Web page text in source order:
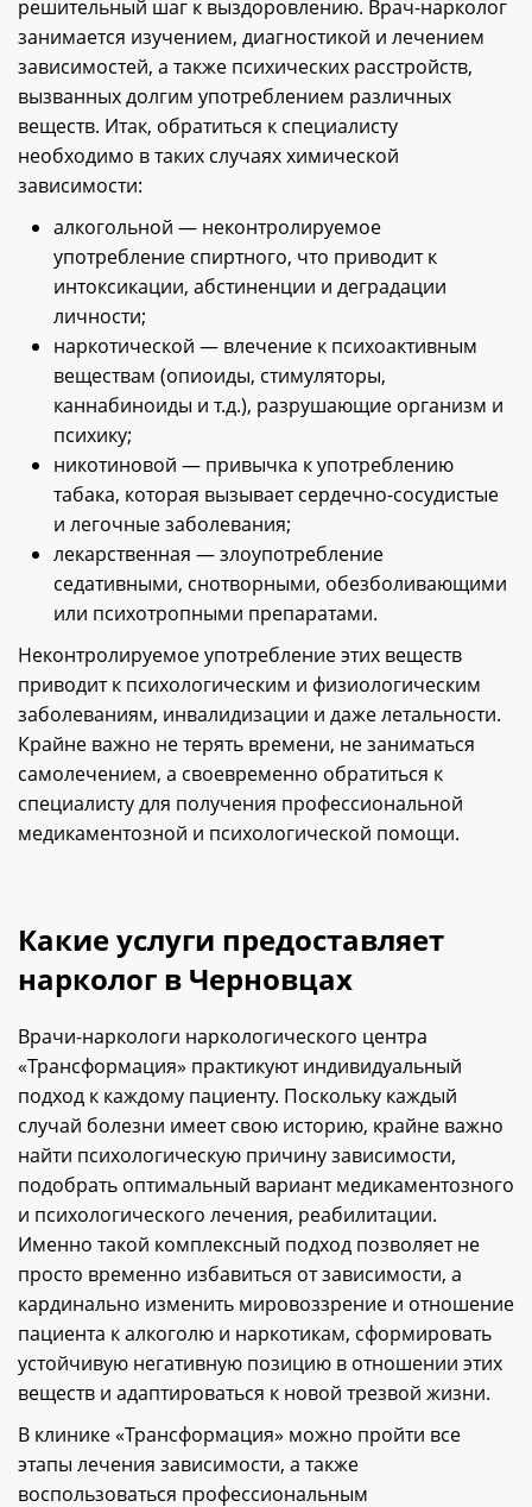
решительный шаг к выздоровлению. Врач-нарколог
занимается изучением, диагностикой и лечением
зависимостей, а также психических расстройств,
вызванных долгим употреблением различных
веществ. Итак, обратиться к специалисту
необходимо в таких случаях химической
зависимости:
алкогольной — неконтролируемое
употребление спиртного, что приводит к
интоксикации, абстиненции и деградации
личности;
наркотической — влечение к психоактивным
веществам (опиоиды, стимуляторы,
каннабиноиды и т.д.), разрушающие организм и
психику;
никотиновой — привычка к употреблению
табака, которая вызывает сердечно-сосудистые
и легочные заболевания;
лекарственная — злоупотребление
седативными, снотворными, обезболивающими
или психотропными препаратами.
Неконтролируемое употребление этих веществ
приводит к психологическим и физиологическим
заболеваниям, инвалидизации и даже летальности.
Крайне важно не терять времени, не заниматься
самолечением, а своевременно обратиться к
специалисту для получения профессиональной
медикаментозной и психологической помощи.
Какие услуги предоставляет
нарколог в Черновцах
Врачи-наркологи наркологического центра
«Трансформация» практикуют индивидуальный
подход к каждому пациенту. Поскольку каждый
случай болезни имеет свою историю, крайне важно
найти психологическую причину зависимости,
подобрать оптимальный вариант медикаментозного
и психологического лечения, реабилитации.
Именно такой комплексный подход позволяет не
просто временно избавиться от зависимости, а
кардинально изменить мировоззрение и отношение
пациента к алкоголю и наркотикам, сформировать
устойчивую негативную позицию в отношении этих
веществ и адаптироваться к новой трезвой жизни.
В клинике «Трансформация» можно пройти все
этапы лечения зависимости, а также
воспользоваться профессиональным